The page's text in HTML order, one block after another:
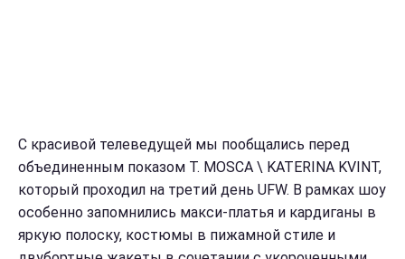
С красивой телеведущей мы пообщались перед
объединенным показом T. MOSCA \ KATERINA KVINT,
который проходил на третий день UFW. В рамках шоу
особенно запомнились макси-платья и кардиганы в
яркую полоску, костюмы в пижамной стиле и